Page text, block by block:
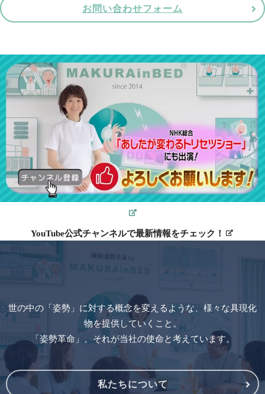
お問い合わせフォーム
YouTube公式チャンネルで最新情報をチェック！
世の中の「姿勢」に対する概念を変えるような、様々な具現化
物を提供していくこと。
「姿勢革命」。それが当社の使命と考えています。
私たちについて